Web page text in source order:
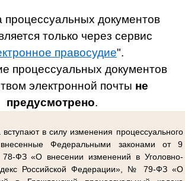
документов
только через сервис
правосудие".
процессуальных документов
электронной почты не
предусмотрено.
в силу изменения процессуального
внесенные Федеральными законами от 9
ФЗ «О внесении изменений в Уголовно-
Российской Федерации», № 79-ФЗ «О